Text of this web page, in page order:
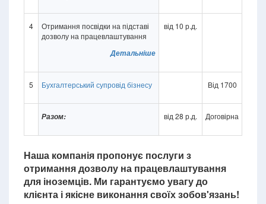
4
Отримання посвідки на підставі
дозволу на працевлаштування
Детальніше
від 10 р.д.
5 Бухгалтерський супровід бізнесу Від 1700
Разом: від 28 р.д. Договірна
Наша компанія пропонує послуги з
отримання дозволу на працевлаштування
для іноземців. Ми гарантуємо увагу до
клієнта і якісне виконання своїх зобов'язань!